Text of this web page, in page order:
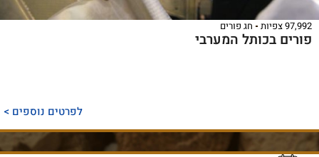
97,992 צפיות חג פורים
פורים בכותל המערבי
לפרטים נוספים >